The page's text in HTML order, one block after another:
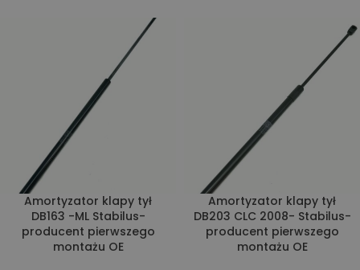
Amortyzator klapy tył
DB163 -ML Stabilus-
producent pierwszego
montażu OE
Amortyzator klapy tył
DB203 CLC 2008- Stabilus-
producent pierwszego
montażu OE